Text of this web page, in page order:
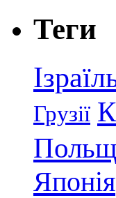
Теги
Грузії
Японія